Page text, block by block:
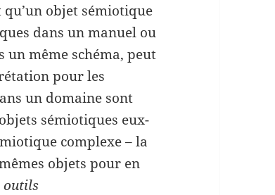
objet sémiotique
dans un manuel ou
un même schéma, peut
pour les
un domaine sont
sémiotiques eux-
complexe – la
objets pour en
outils